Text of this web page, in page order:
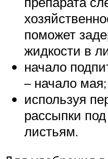
поможет
жидкости в
начало
– начало мая;
используя
рассыпки
листьям.